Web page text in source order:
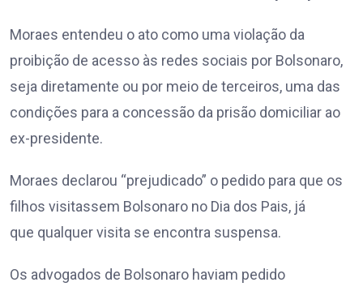
Moraes entendeu o ato como uma violação da
proibição de acesso às redes sociais por Bolsonaro,
seja diretamente ou por meio de terceiros, uma das
condições para a concessão da prisão domiciliar ao
ex-presidente.
Moraes declarou “prejudicado” o pedido para que os
filhos visitassem Bolsonaro no Dia dos Pais, já
que qualquer visita se encontra suspensa.
Os advogados de Bolsonaro haviam pedido